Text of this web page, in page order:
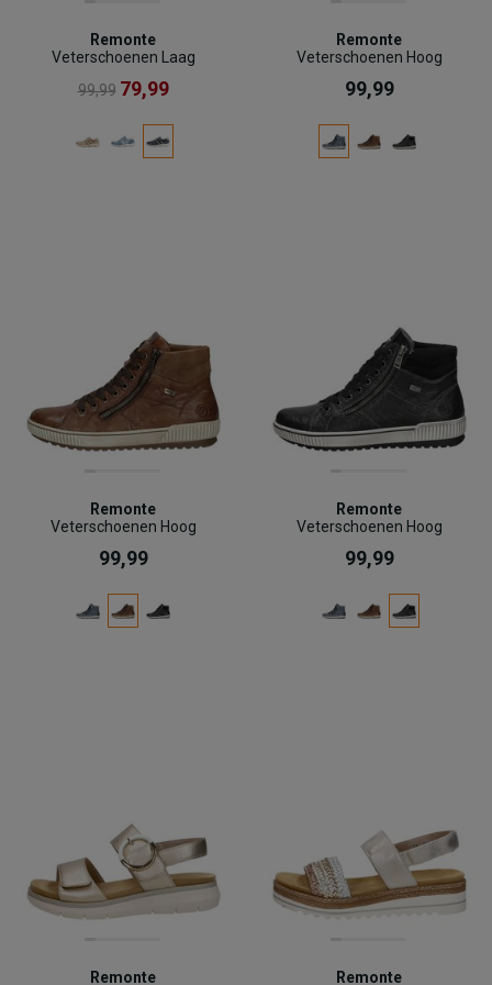
Remonte
Veterschoenen Laag
99,99 79,99
Remonte
Veterschoenen Hoog
99,99
Remonte
Veterschoenen Hoog
99,99
Remonte
Veterschoenen Hoog
99,99
Remonte
Remonte